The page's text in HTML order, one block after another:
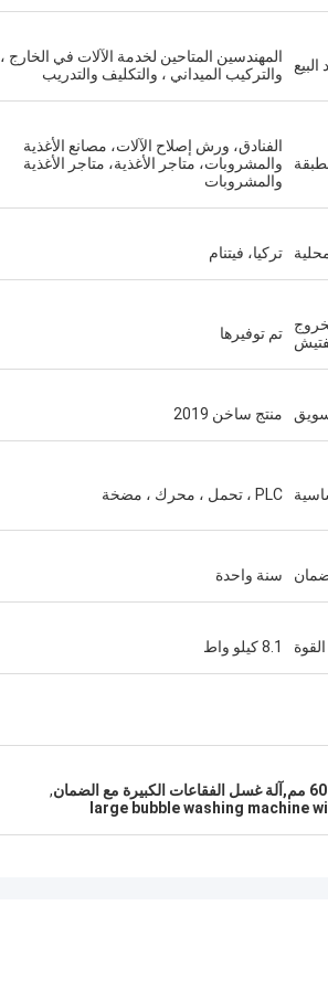
المهندسين المتاحين لخدمة الآلات في الخارج ،
والتركيب الميداني ، والتكليف والتدريب
الفنادق، ورش إصلاح الآلات، مصانع الأغذية
والمشروبات، متاجر الأغذية، متاجر الأغذية
والمشروبات
تركيا، فيتنام
تم توفيرها
منتج ساخن 2019
PLC ، تحمل ، محرك ، مضخة
سنة واحدة
القوة 8.1 كيلو واط
,
large bubble washing machine